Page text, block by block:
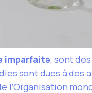
imparfaite, sont
sont dues à des